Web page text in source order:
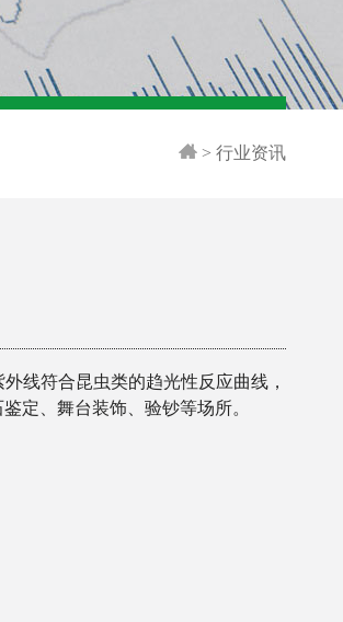
> 行业资讯
线符合昆虫类的趋光性反应曲线，
定、舞台装饰、验钞等场所。